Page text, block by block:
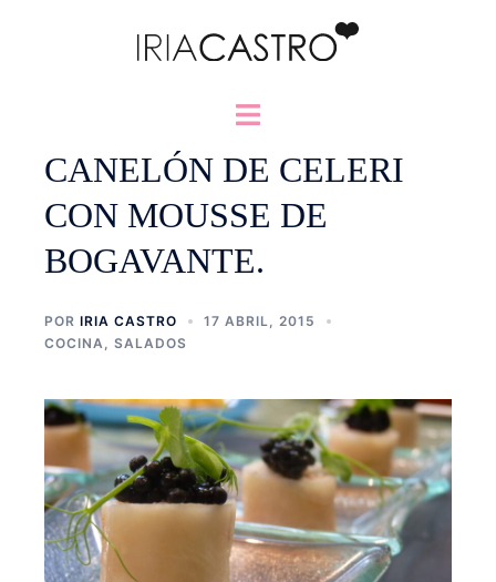
Alternar
CANELÓN DE CELERI
CON MOUSSE DE
BOGAVANTE.
POR IRIA CASTRO
17 ABRIL, 2015
COCINA
SALADOS